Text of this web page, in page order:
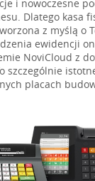
i nowoczesne
Dlatego kasa
z myślą o
ewidencji
NoviCloud z
szczególnie
placach